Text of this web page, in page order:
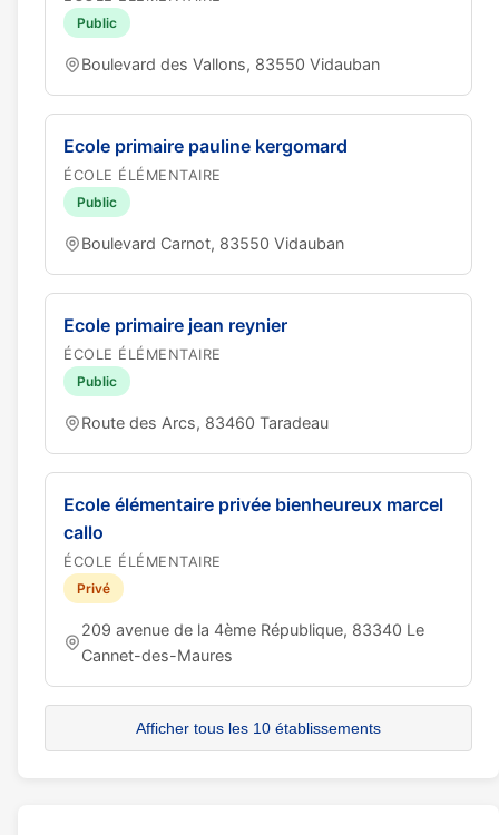
Public
Boulevard des Vallons, 83550 Vidauban
Ecole primaire pauline kergomard
ÉCOLE ÉLÉMENTAIRE
Public
Boulevard Carnot, 83550 Vidauban
Ecole primaire jean reynier
ÉCOLE ÉLÉMENTAIRE
Public
Route des Arcs, 83460 Taradeau
Ecole élémentaire privée bienheureux marcel
callo
ÉCOLE ÉLÉMENTAIRE
Privé
209 avenue de la 4ème République, 83340 Le
Cannet-des-Maures
Afficher tous les 10 établissements